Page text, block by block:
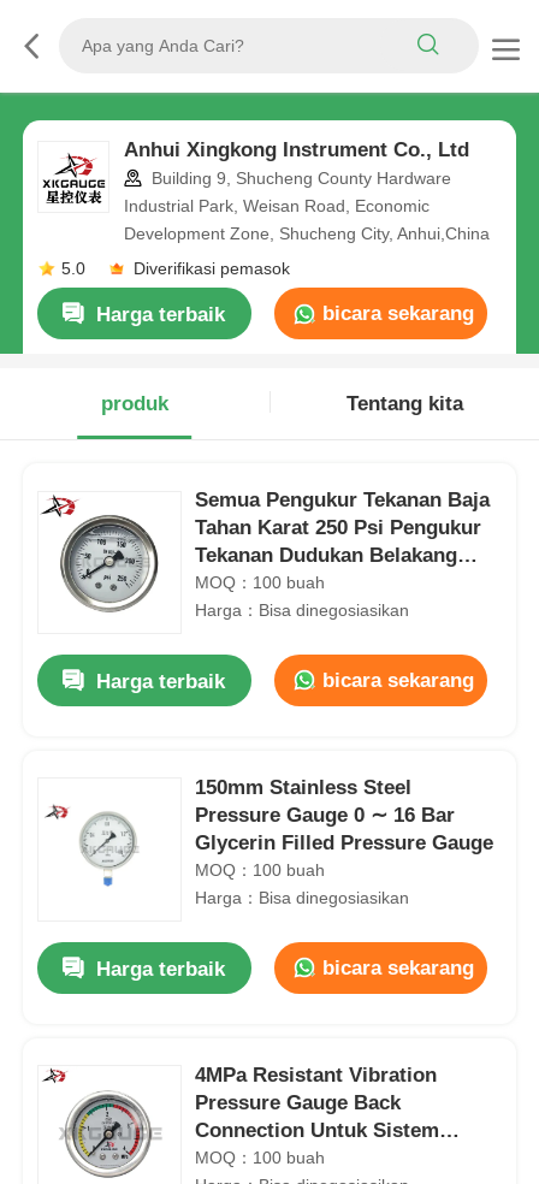
Anhui Xingkong Instrument Co., Ltd
Building 9, Shucheng County Hardware
Industrial Park, Weisan Road, Economic
Development Zone, Shucheng City, Anhui,China
5.0
Diverifikasi pemasok
Harga terbaik bicara sekarang
produk Tentang kita
Semua Pengukur Tekanan Baja
Tahan Karat 250 Psi Pengukur
Tekanan Dudukan Belakang
Tengah 50mm
MOQ：100 buah
Harga：Bisa dinegosiasikan
Harga terbaik bicara sekarang
150mm Stainless Steel
Pressure Gauge 0 ∼ 16 Bar
Glycerin Filled Pressure Gauge
MOQ：100 buah
Harga：Bisa dinegosiasikan
Harga terbaik bicara sekarang
4MPa Resistant Vibration
Pressure Gauge Back
Connection Untuk Sistem
Pelumasan
MOQ：100 buah